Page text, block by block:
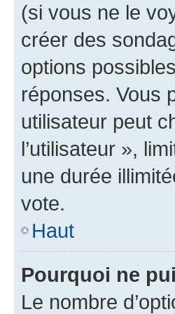
(si vous ne le
créer des
options
réponses. Vous
utilisateur peut
l’utilisateur »,
une durée
vote.
Haut
Pourquoi ne
Le nombre